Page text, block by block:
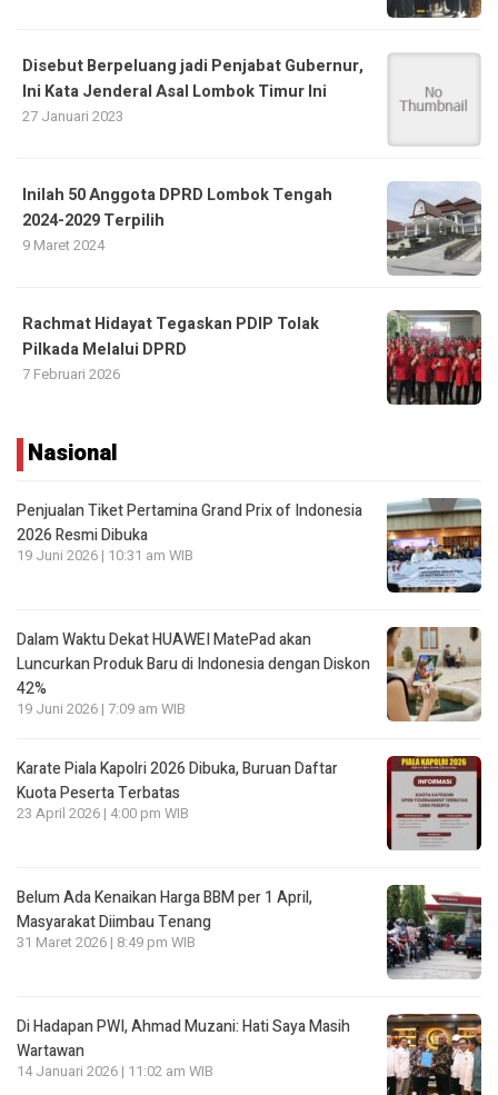
Disebut Berpeluang jadi Penjabat Gubernur,
Ini Kata Jenderal Asal Lombok Timur Ini
27 Januari 2023
Inilah 50 Anggota DPRD Lombok Tengah
2024-2029 Terpilih
9 Maret 2024
Rachmat Hidayat Tegaskan PDIP Tolak
Pilkada Melalui DPRD
7 Februari 2026
Nasional
Penjualan Tiket Pertamina Grand Prix of Indonesia
2026 Resmi Dibuka
19 Juni 2026 | 10:31 am WIB
Dalam Waktu Dekat HUAWEI MatePad akan
Luncurkan Produk Baru di Indonesia dengan Diskon
42%
19 Juni 2026 | 7:09 am WIB
Karate Piala Kapolri 2026 Dibuka, Buruan Daftar
Kuota Peserta Terbatas
23 April 2026 | 4:00 pm WIB
Belum Ada Kenaikan Harga BBM per 1 April,
Masyarakat Diimbau Tenang
31 Maret 2026 | 8:49 pm WIB
Di Hadapan PWI, Ahmad Muzani: Hati Saya Masih
Wartawan
14 Januari 2026 | 11:02 am WIB